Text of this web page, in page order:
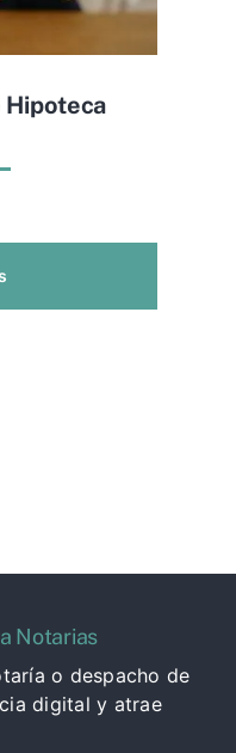
Hipoteca
Notarias
o despacho de
digital y atrae